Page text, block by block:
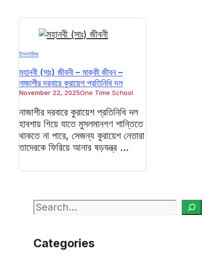
ইসলামিক
মহানবী (সাঃ) জীবনী – মাক্কী জীবন –
নাজাশীর দরবারে কুরায়েশ প্রতিনিধি দল
November 22, 2025One Time School
নাজাশীর দরবারে কুরায়েশ প্রতিনিধি দল
হাবশায় গিয়ে যাতে মুসলমানগণ শান্তিতে
থাকতে না পারে, সেজন্য কুরায়েশ নেতারা
তাদেরকে ফিরিয়ে আনার ষড়যন্ত্র ...
Search
Categories